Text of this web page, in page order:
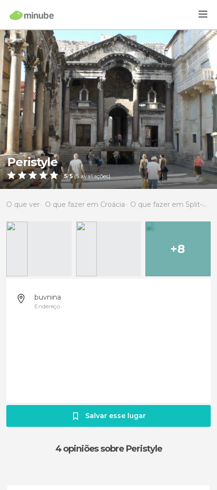
Peristyle
5/5 (5avaliações)
O que ver O que fazer em Croácia O que fazer em Split-Dalmacija
+8
buvnina
Endereço
Salvar esse lugar
4 opiniõessobre Peristyle